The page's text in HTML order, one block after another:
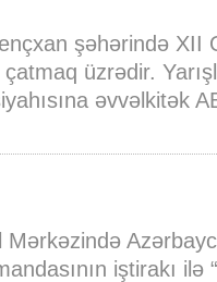
şəhərində XII
üzrədir.
əvvəlkitək
Mərkəzində
iştirakı ilə